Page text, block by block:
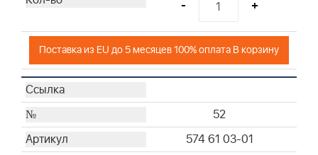
- +
Поставка из EU до 5 месяцев 100% оплата В корзину
52
574 61 03-01